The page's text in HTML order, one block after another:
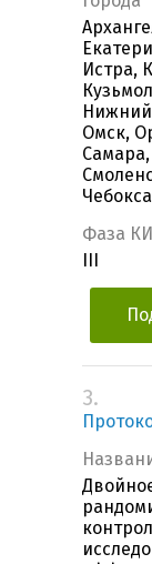
Истра,
Омск,
Фаза КИ
3.